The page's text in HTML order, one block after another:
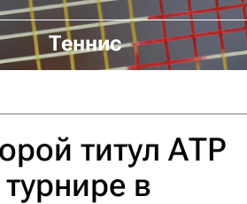
Теннис
титул АТР
в